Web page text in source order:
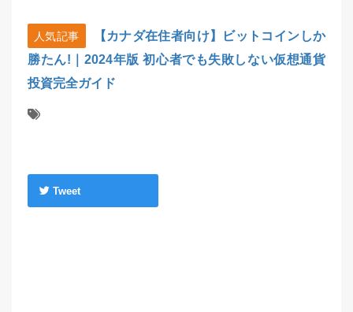
人気記事
【カナダ在住者向け】ビットコインしか
勝たん!｜2024年版 初心者でも失敗しない仮想通貨
投資完全ガイド
Tweet